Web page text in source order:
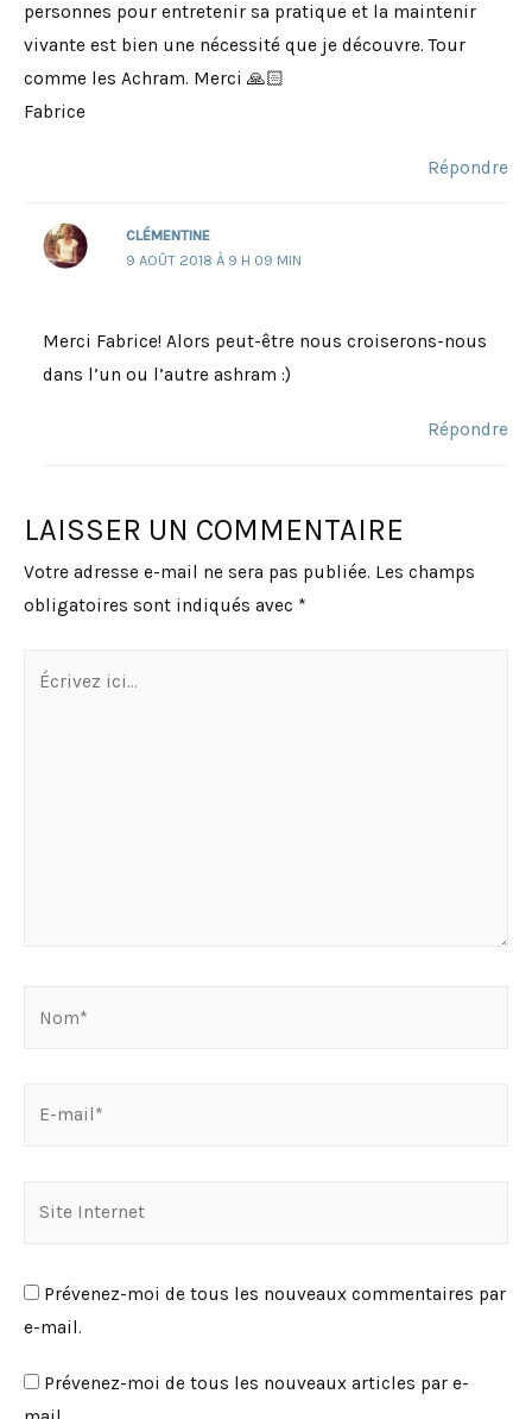
personnes pour entretenir sa pratique et la maintenir
vivante est bien une nécessité que je découvre. Tour
comme les Achram. Merci 🙏🏻
Fabrice
Répondre
CLÉMENTINE
9 AOÛT 2018 À 9 H 09 MIN
Merci Fabrice! Alors peut-être nous croiserons-nous
dans l’un ou l’autre ashram :)
Répondre
LAISSER UN COMMENTAIRE
Votre adresse e-mail ne sera pas publiée. Les champs
obligatoires sont indiqués avec *
Écrivez
Prévenez-moi de tous les nouveaux commentaires par
e-mail.
Prévenez-moi de tous les nouveaux articles par e-